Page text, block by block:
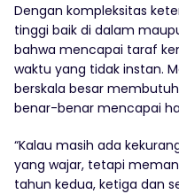
Dengan kompleksitas
tinggi baik di dalam
bahwa mencapai taraf
waktu yang tidak instan.
berskala besar
benar-benar mencapai
“Kalau masih ada
yang wajar, tetapi
tahun kedua, ketiga dan